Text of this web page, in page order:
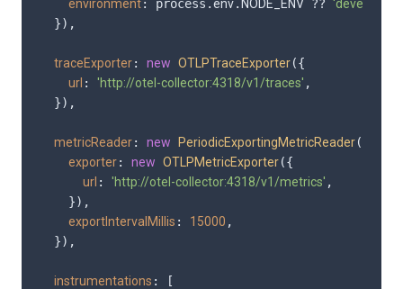
environment: process.env. NODE_ENV ??
  }),
traceExporter: new OTLPTraceExporter({
url : 'http://otel-collector:4318/v1/traces' ,
  }),
metricReader: new PeriodicExportingMetricReader({
exporter: new OTLPMetricExporter({
url : 'http://otel-collector:4318/v1/metrics' ,
    }),
exportIntervalMillis : 15000 ,
  }),
instrumentations : [